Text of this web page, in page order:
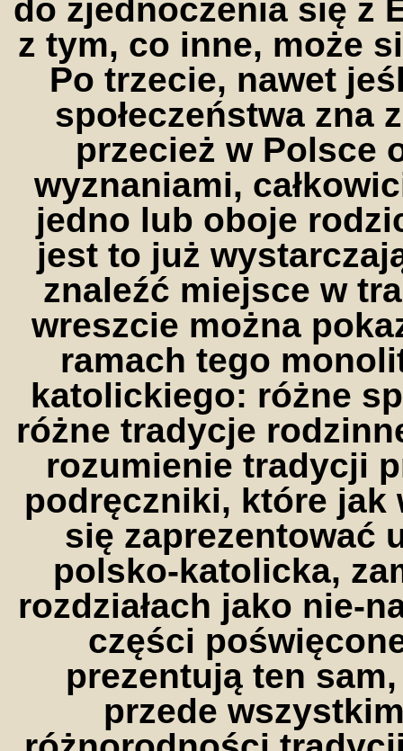
do zjednoczenia się z
z tym, co inne, może
Po trzecie, nawet
społeczeństwa zna
przecież w Polsce
wyznaniami,
jedno lub oboje
jest to już
znaleźć miejsce w
wreszcie można
ramach tego
katolickiego: różne
różne tradycje
rozumienie tradycji
podręczniki, które jak
się zaprezentować
polsko-katolicka,
rozdziałach jako nie-
części
prezentują ten
przede